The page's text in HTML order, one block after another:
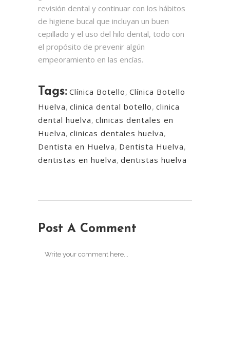
revisión dental y continuar con los hábitos
de higiene bucal que incluyan un buen
cepillado y el uso del hilo dental, todo con
el propósito de prevenir algún
empeoramiento en las encías.
Tags: Clínica Botello, Clínica Botello
Huelva, clinica dental botello, clinica
dental huelva, clinicas dentales en
Huelva, clinicas dentales huelva,
Dentista en Huelva, Dentista Huelva,
dentistas en huelva, dentistas huelva
Post A Comment